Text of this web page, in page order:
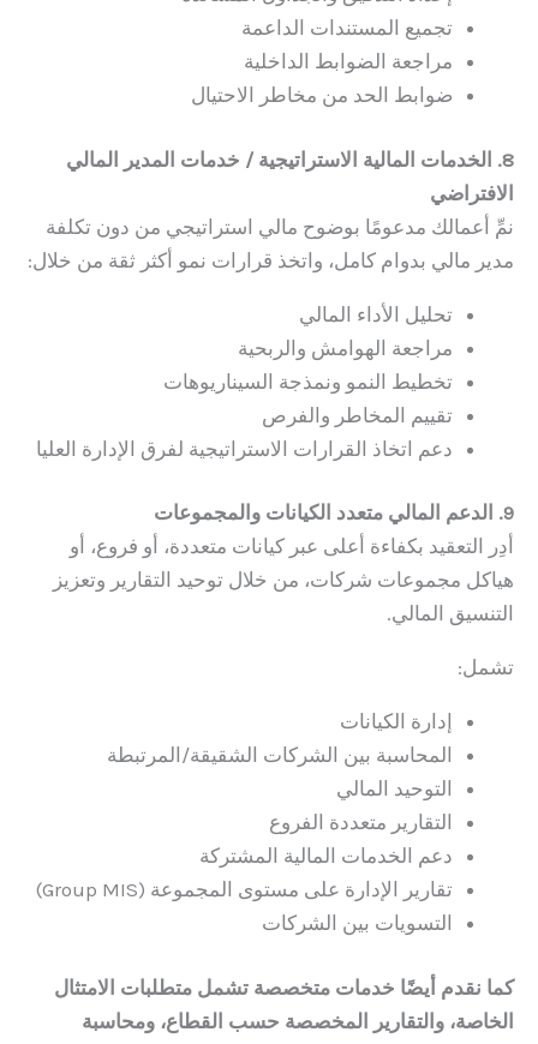
تجميع المستندات الداعمة
مراجعة الضوابط الداخلية
ضوابط الحد من مخاطر الاحتيال
8. الخدمات المالية الاستراتيجية / خدمات المدير المالي
الافتراضي
نمِّ أعمالك مدعومًا بوضوح مالي استراتيجي من دون تكلفة
مدير مالي بدوام كامل، واتخذ قرارات نمو أكثر ثقة من خلال:
تحليل الأداء المالي
مراجعة الهوامش والربحية
تخطيط النمو ونمذجة السيناريوهات
تقييم المخاطر والفرص
دعم اتخاذ القرارات الاستراتيجية لفرق الإدارة العليا
9. الدعم المالي متعدد الكيانات والمجموعات
أدِر التعقيد بكفاءة أعلى عبر كيانات متعددة، أو فروع، أو
هياكل مجموعات شركات، من خلال توحيد التقارير وتعزيز
التنسيق المالي.
تشمل:
إدارة الكيانات
المحاسبة بين الشركات الشقيقة/المرتبطة
التوحيد المالي
التقارير متعددة الفروع
دعم الخدمات المالية المشتركة
تقارير الإدارة على مستوى المجموعة (Group MIS)
التسويات بين الشركات
كما نقدم أيضًا خدمات متخصصة تشمل متطلبات الامتثال
الخاصة، والتقارير المخصصة حسب القطاع، ومحاسبة